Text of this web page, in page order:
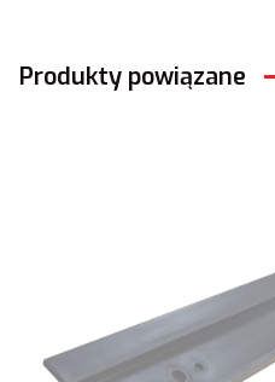
Produkty powiązane